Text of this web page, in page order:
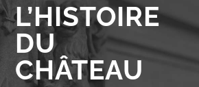
L’HISTOIRE
DU
CHÂTEAU